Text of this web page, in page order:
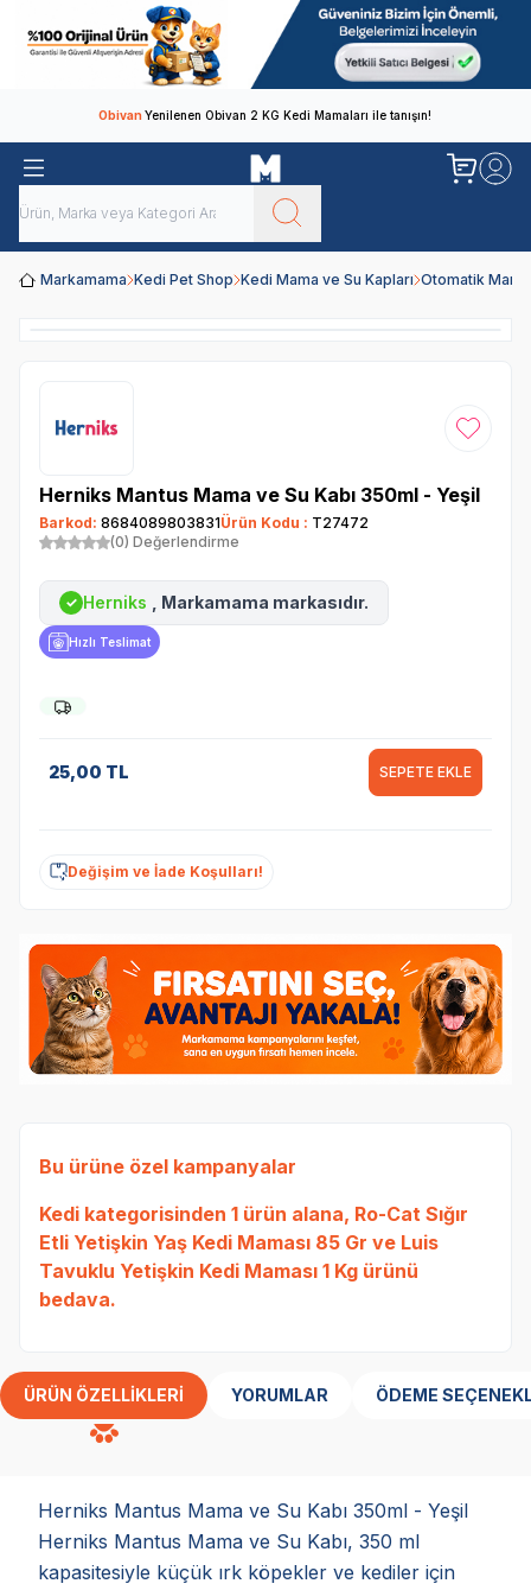
ObivanYenilenen Obivan 2 KG Kedi Mamaları ile tanışın!
Markamama Kedi Pet Shop Kedi Mama ve Su Kapları Otomatik Mama
Favoriye
Herniks Mantus Mama ve Su Kabı 350ml - Yeşil
Barkod: 8684089803831Ürün Kodu : T27472
(0) Değerlendirme
✓ Herniks , Markamama markasıdır.
Hızlı Teslimat
25,00 TL SEPETE EKLE
Değişim ve İade Koşulları!
Bu ürüne özel kampanyalar
Kedi kategorisinden 1 ürün alana, Ro-Cat Sığır
Etli Yetişkin Yaş Kedi Maması 85 Gr ve Luis
Tavuklu Yetişkin Kedi Maması 1 Kg ürünü
bedava.
ÜRÜN ÖZELLIKLERI YORUMLAR ÖDEME
Herniks Mantus Mama ve Su Kabı 350ml - Yeşil
Herniks Mantus Mama ve Su Kabı, 350 ml
kapasitesiyle küçük ırk köpekler ve kediler için